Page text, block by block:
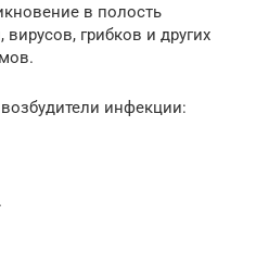
в полость
грибков и других
инфекции: